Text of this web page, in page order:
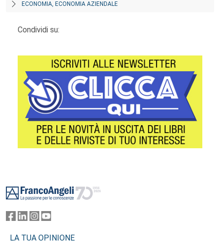
ECONOMIA, ECONOMIA AZIENDALE
Condividi su:
LA TUA OPINIONE